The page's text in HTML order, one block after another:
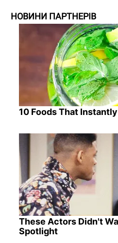
НОВИНИ ПАРТНЕРІВ
10 Foods That
These Actors Didn't
Spotlight